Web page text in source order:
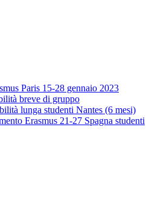
Paris 15-28 gennaio 2023
breve di gruppo
lunga studenti Nantes (6 mesi)
Erasmus 21-27 Spagna studenti